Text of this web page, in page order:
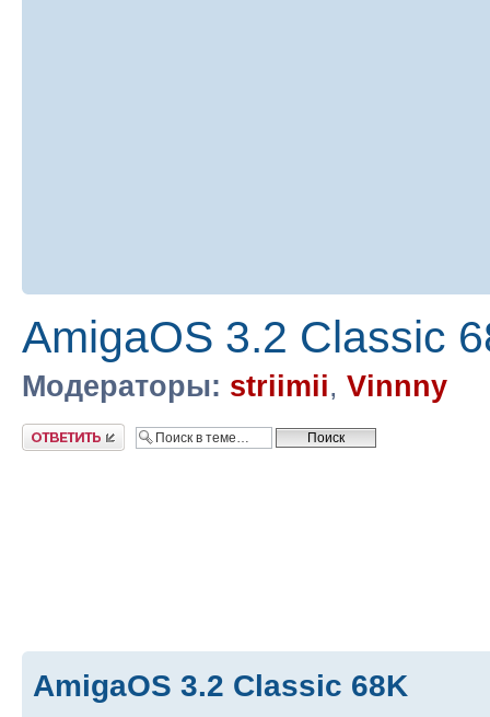
AmigaOS 3.2 Classic
Модераторы: striimii, Vinnny
Ответить
AmigaOS 3.2 Classic 68K